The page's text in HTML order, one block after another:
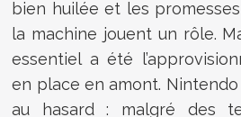
bien huilée et les
la machine jouent un rôle.
essentiel a été
en place en amont. Nintendo
au hasard : malgré des